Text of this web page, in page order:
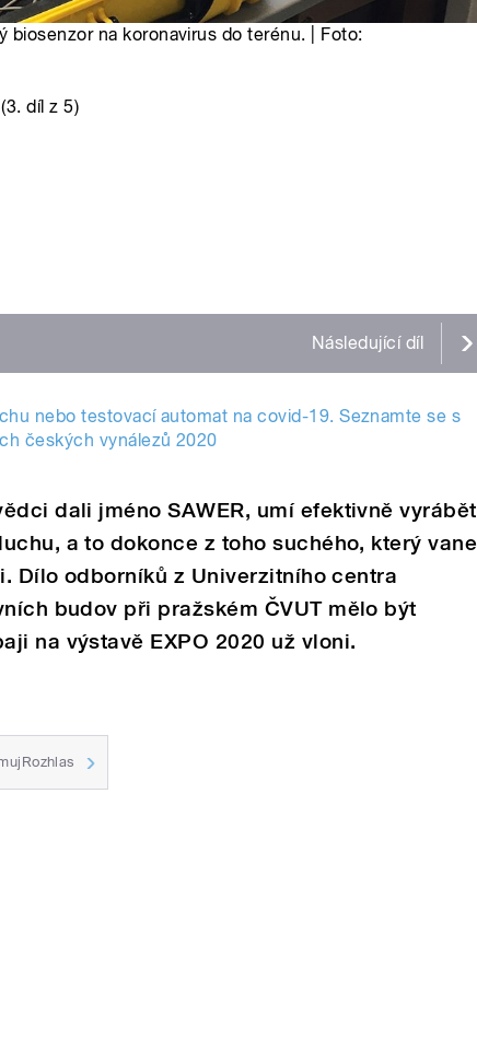
biosenzor na koronavirus do terénu. | Foto:
díl z 5)
Následující díl
nebo testovací automat na covid-19. Seznamte se s
českých vynálezů 2020
dali jméno SAWER, umí efektivně vyrábět
a to dokonce z toho suchého, který vane
Dílo odborníků z Univerzitního centra
budov při pražském ČVUT mělo být
na výstavě EXPO 2020 už vloni.